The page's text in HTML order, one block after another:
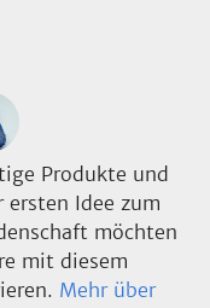
Produkte und
ersten Idee zum
möchten
mit diesem
Mehr über